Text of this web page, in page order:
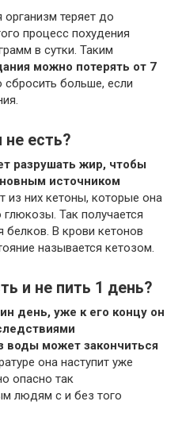
теряет до
процесс похудения
в сутки. Таким
можно потерять от 7
больше, если
не есть?
разрушать жир, чтобы
источником
из них кетоны, которые она
Так получается
белков. В крови кетонов
называется кетозом.
и не пить 1 день?
день, уже к его концу он
воды может закончиться
она наступит уже
опасно так
людям с и без того